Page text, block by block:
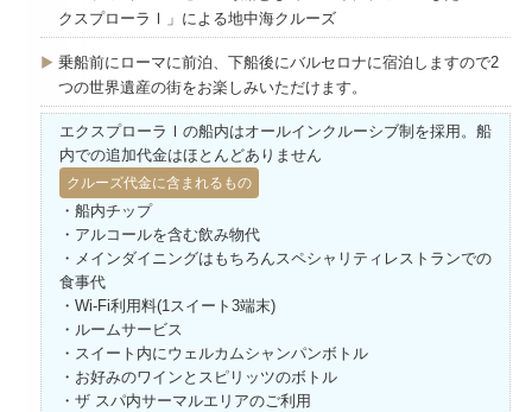
クスプローラⅠ」による地中海クルーズ
乗船前にローマに前泊、下船後にバルセロナに宿泊しますので2
つの世界遺産の街をお楽しみいただけます。
エクスプローラⅠの船内はオールインクルーシブ制を採用。船
内での追加代金はほとんどありません
クルーズ代金に含まれるもの
・船内チップ
・アルコールを含む飲み物代
・メインダイニングはもちろんスペシャリティレストランでの
食事代
・Wi-Fi利用料(1スイート3端末)
・ルームサービス
・スイート内にウェルカムシャンパンボトル
・お好みのワインとスピリッツのボトル
・ザ スパ内サーマルエリアのご利用